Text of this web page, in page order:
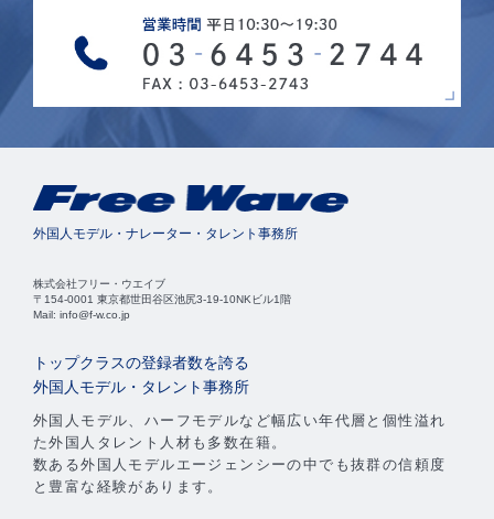
外国人モデル・ナレーター・タレント事務所
株式会社フリー・ウエイブ
〒154-0001 東京都世田谷区池尻3-19-10NKビル1階
Mail: info@f-w.co.jp
トップクラスの登録者数を誇る
外国人モデル・タレント事務所
外国人モデル、ハーフモデルなど幅広い年代層と個性溢れ
た外国人タレント人材も多数在籍。
数ある外国人モデルエージェンシーの中でも抜群の信頼度
と豊富な経験があります。